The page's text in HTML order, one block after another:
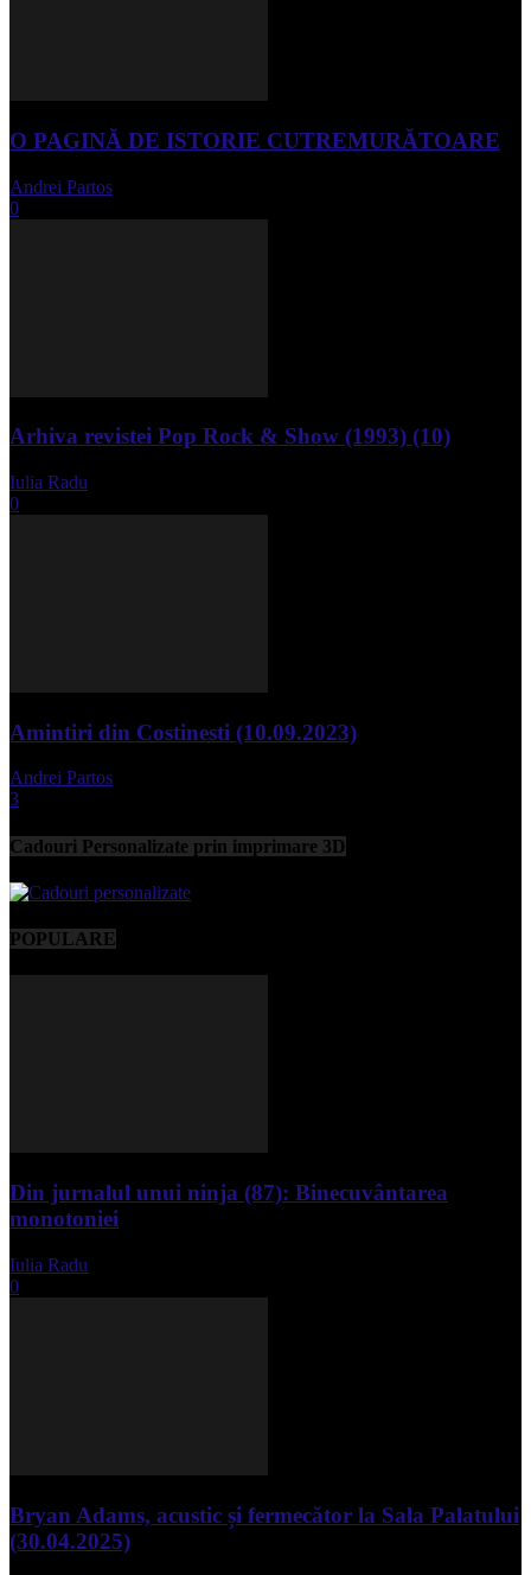
O PAGINĂ DE ISTORIE CUTREMURĂTOARE
Andrei Partos
0
Arhiva revistei Pop Rock & Show (1993) (10)
Iulia Radu
0
Amintiri din Costinesti (10.09.2023)
Andrei Partos
3
Cadouri Personalizate prin imprimare 3D
POPULARE
Din jurnalul unui ninja (87): Binecuvântarea
monotoniei
Iulia Radu
0
Bryan Adams, acustic și fermecător la Sala Palatului
(30.04.2025)